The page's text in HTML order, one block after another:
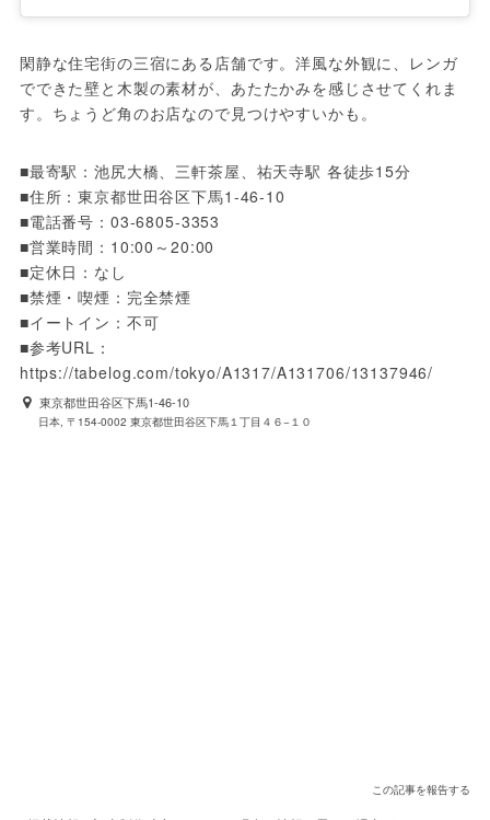
閑静な住宅街の三宿にある店舗です。洋風な外観に、レンガ
でできた壁と木製の素材が、あたたかみを感じさせてくれま
す。ちょうど角のお店なので見つけやすいかも。
■最寄駅：池尻大橋、三軒茶屋、祐天寺駅 各徒歩15分
■住所：東京都世田谷区下馬1-46-10
■電話番号：03-6805-3353
■営業時間：10:00～20:00
■定休日：なし
■禁煙・喫煙：完全禁煙
■イートイン：不可
■参考URL：
https://tabelog.com/tokyo/A1317/A131706/13137946/
東京都世田谷区下馬1-46-10
日本, 〒154-0002 東京都世田谷区下馬１丁目４６−１０
この記事を報告する